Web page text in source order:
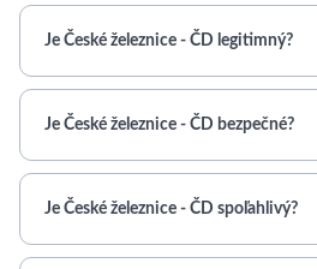
Je České železnice - ČD legitimný?
Je České železnice - ČD bezpečné?
Je České železnice - ČD spoľahlivý?